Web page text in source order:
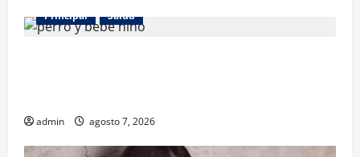
Principal
Salud
admin agosto 7, 2026